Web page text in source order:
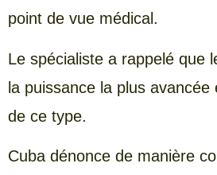
point de vue médical.
Le spécialiste a rappelé que
la puissance la plus avancée
de ce type.
Cuba dénonce de manière